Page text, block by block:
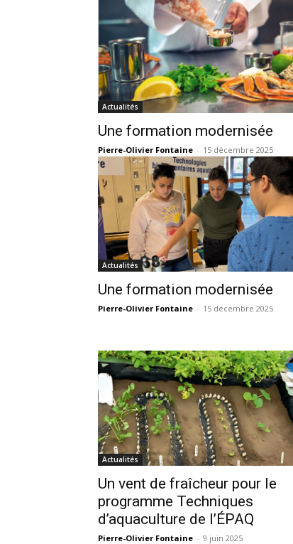
Actualités
Une formation modernisée
Pierre-Olivier Fontaine - 15 décembre 2025
Actualités
Une formation modernisée
Pierre-Olivier Fontaine - 15 décembre 2025
Actualités
Un vent de fraîcheur pour le
programme Techniques
d’aquaculture de l’ÉPAQ
Pierre-Olivier Fontaine - 9 juin 2025